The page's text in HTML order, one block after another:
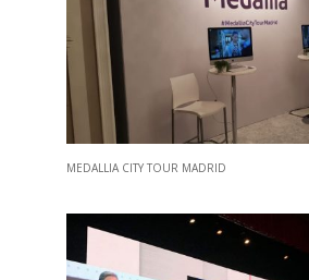
MEDALLIA CITY TOUR MADRID